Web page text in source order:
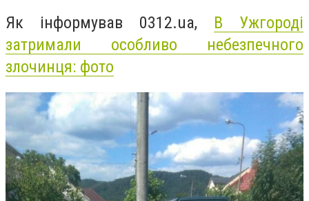
Як інформував 0312.ua, В Ужгороді
затримали особливо небезпечного
злочинця: фото